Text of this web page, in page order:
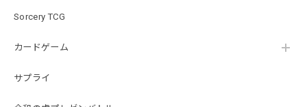
Sorcery TCG
カードゲーム
サプライ